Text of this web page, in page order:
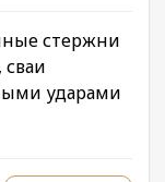
стержни
сваи
ударами